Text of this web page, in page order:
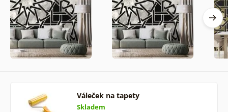
Váleček na tapety
Skladem